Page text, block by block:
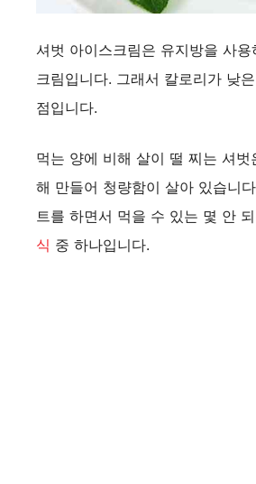
셔벗 아이스크림은 유지방을 사
크림입니다. 그래서 칼로리가 낮
점입니다.
먹는 양에 비해 살이 떨 찌는 셔벗
해 만들어 청량함이 살아 있습니
트를 하면서 먹을 수 있는 몇 안
식 중 하나입니다.